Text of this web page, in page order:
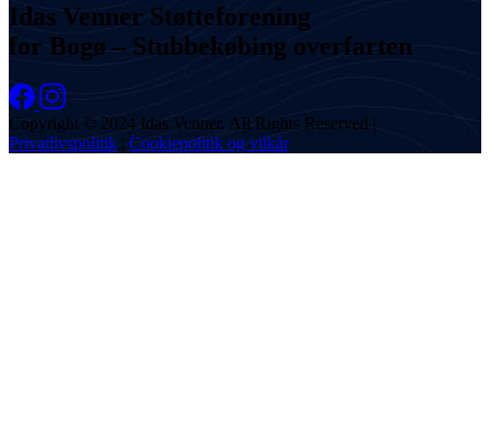
Idas Venner Støtteforening
for Bogø – Stubbekøbing overfarten
Copyright © 2024 Idas Venner. All Rights Reserved |
Privatlivspolitik | Cookiepolitik og vilkår